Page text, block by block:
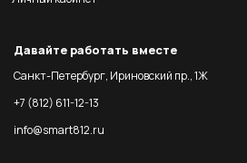
Давайте работать вместе
Санкт-Петербург, Ириновский пр., 1Ж
+7 (812) 611-12-13
info@smart812.ru